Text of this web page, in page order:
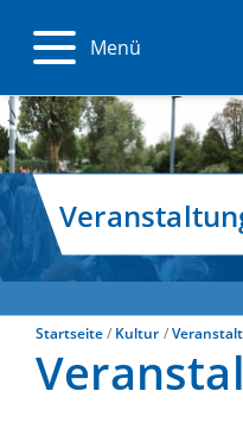
Menü
Startseite Kultur